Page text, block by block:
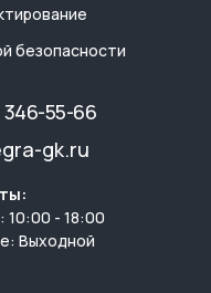
безопасности
55-66
10:00 - 18:00
Выходной
gk.ru